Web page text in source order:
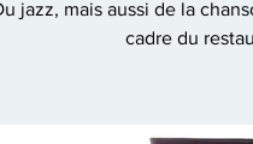
jazz, mais aussi de la
cadre du